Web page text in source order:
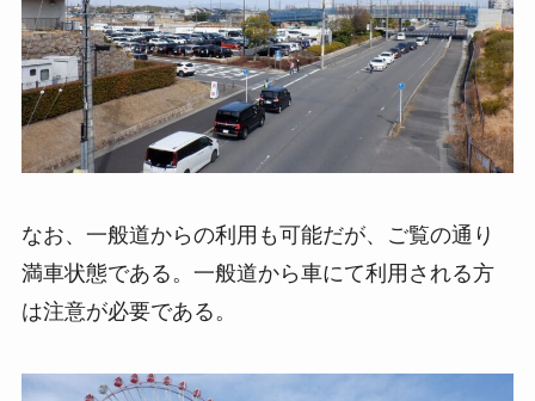
なお、一般道からの利用も可能だが、ご覧の通り
満車状態である。一般道から車にて利用される方
は注意が必要である。